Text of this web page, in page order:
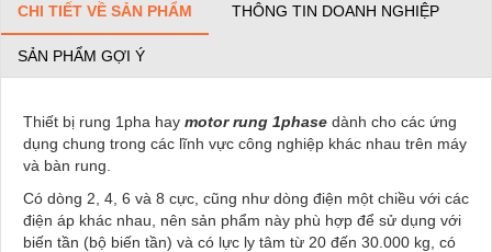
CHI TIẾT VỀ SẢN PHẨM THÔNG TIN DOANH NGHIỆP
SẢN PHẨM GỢI Ý
Thiết bị rung 1pha hay motor rung 1phase dành cho các ứng
dụng chung trong các lĩnh vực công nghiệp khác nhau trên máy
và bàn rung.
Có dòng 2, 4, 6 và 8 cực, cũng như dòng điện một chiều với các
điện áp khác nhau, nên sản phẩm này phù hợp để sử dụng với
biến tần (bộ biến tần) và có lực ly tâm từ 20 đến 30.000 kg, có